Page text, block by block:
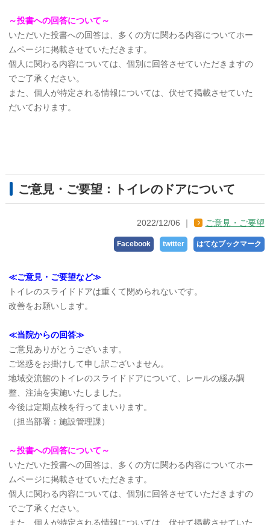
～投書への回答について～
いただいた投書への回答は、多くの方に関わる内容についてホー
ムページに掲載させていただきます。
個人に関わる内容については、個別に回答させていただきますの
でご了承ください。
また、個人が特定される情報については、伏せて掲載させていた
だいております。
ご意見・ご要望：トイレのドアについて
2022/12/06 ご意見・ご要望
Facebook twitter はてなブックマーク
≪ご意見・ご要望など≫
トイレのスライドドアは重くて閉められないです。
改善をお願いします。
≪当院からの回答≫
ご意見ありがとうございます。
ご迷惑をお掛けして申し訳ございません。
地域交流館のトイレのスライドドアについて、レールの緩み調
整、注油を実施いたしました。
今後は定期点検を行ってまいります。
（担当部署：施設管理課）
～投書への回答について～
いただいた投書への回答は、多くの方に関わる内容についてホー
ムページに掲載させていただきます。
個人に関わる内容については、個別に回答させていただきますの
でご了承ください。
また、個人が特定される情報については、伏せて掲載させていた